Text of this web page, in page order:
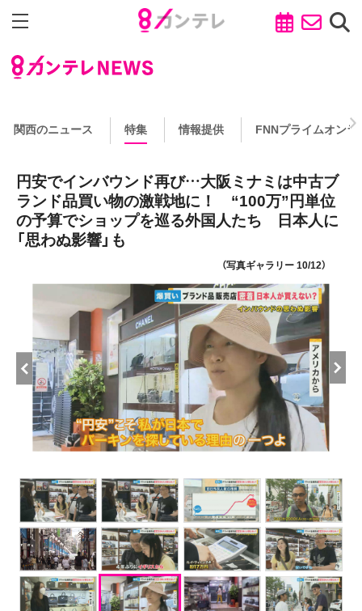
関西のニュース 特集 情報提供 FNNプライムオンラ
円安でインバウンド再び…大阪ミナミは中古ブ
ランド品買い物の激戦地に！ “100万”円単位
の予算でショップを巡る外国人たち 日本人に
「思わぬ影響」も
（写真ギャラリー 10/12）